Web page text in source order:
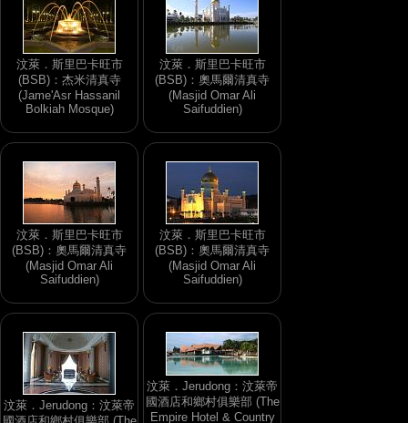
汶萊．斯里巴卡旺市
(BSB)：杰米清真寺
(Jame'Asr Hassanil
Bolkiah Mosque)
汶萊．斯里巴卡旺市
(BSB)：奧馬爾清真寺
(Masjid Omar Ali
Saifuddien)
汶萊．斯里巴卡旺市
(BSB)：奧馬爾清真寺
(Masjid Omar Ali
Saifuddien)
汶萊．斯里巴卡旺市
(BSB)：奧馬爾清真寺
(Masjid Omar Ali
Saifuddien)
汶萊．Jerudong：汶萊帝
汶萊．Jerudong：汶萊帝
國酒店和鄉村俱樂部 (The
Empire Hotel & Country